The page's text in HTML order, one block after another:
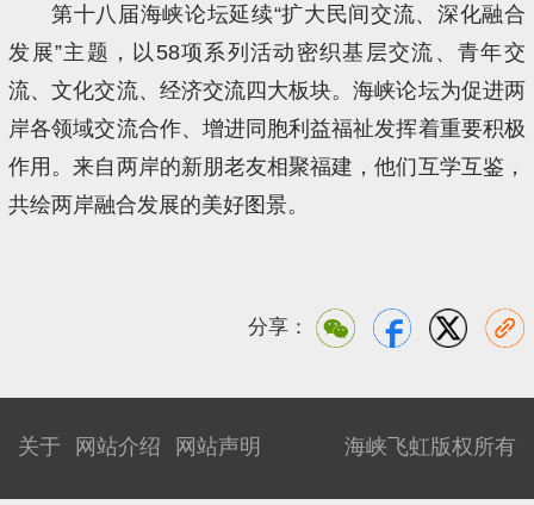
第十八届海峡论坛延续“扩大民间交流、深化融合
发展”主题，以58项系列活动密织基层交流、青年交
流、文化交流、经济交流四大板块。海峡论坛为促进两
岸各领域交流合作、增进同胞利益福祉发挥着重要积极
作用。来自两岸的新朋老友相聚福建，他们互学互鉴，
共绘两岸融合发展的美好图景。
分享：
海峡飞虹版权所有
关于 网站介绍 网站声明